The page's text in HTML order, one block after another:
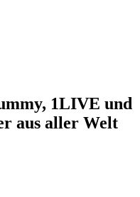
1LIVE und
aus aller Welt